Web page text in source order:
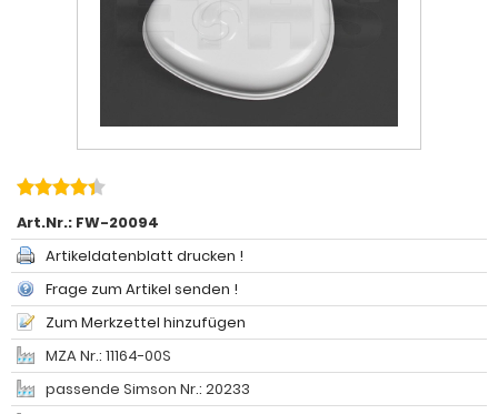
Art.Nr.: FW-20094
Artikeldatenblatt drucken !
Frage zum Artikel senden !
Zum Merkzettel hinzufügen
MZA Nr.: 11164-00S
passende Simson Nr.: 20233